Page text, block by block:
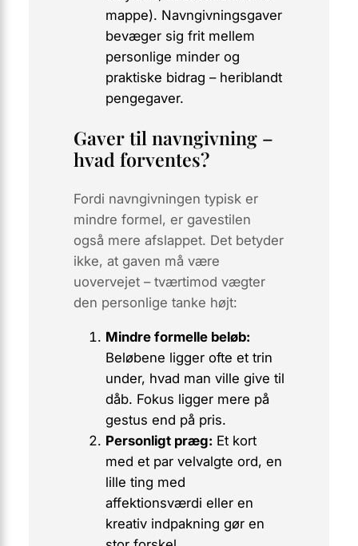
mappe). Navngivningsgaver
bevæger sig frit mellem
personlige minder og
praktiske bidrag – heriblandt
pengegaver.
Gaver til navngivning –
hvad forventes?
Fordi navngivningen typisk er
mindre formel, er gavestilen
også mere afslappet. Det betyder
ikke, at gaven må være
uovervejet – tværtimod vægter
den personlige tanke højt:
Mindre formelle beløb:
Beløbene ligger ofte et trin
under, hvad man ville give til
dåb. Fokus ligger mere på
gestus end på pris.
Personligt præg: Et kort
med et par velvalgte ord, en
lille ting med
affektionsværdi eller en
kreativ indpakning gør en